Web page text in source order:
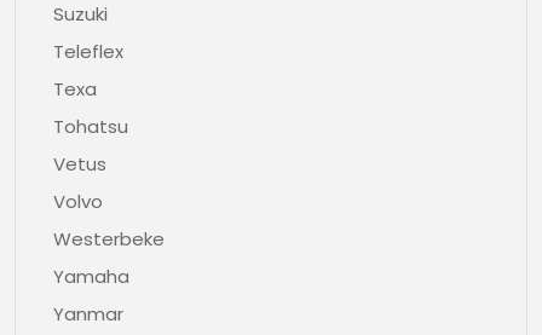
Suzuki
Teleflex
Texa
Tohatsu
Vetus
Volvo
Westerbeke
Yamaha
Yanmar